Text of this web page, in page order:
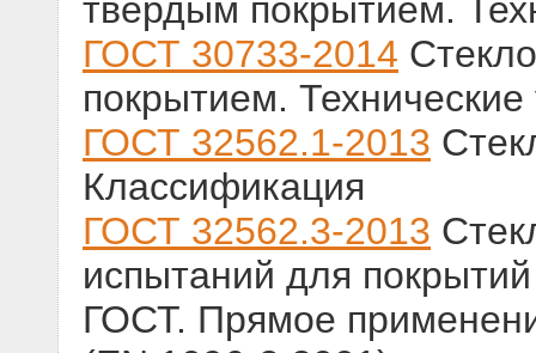
твердым покрытием.
ГОСТ 30733-2014
покрытием. Технические
ГОСТ 32562.1-2013
Классификация
ГОСТ 32562.3-2013
испытаний для
ГОСТ. Прямое